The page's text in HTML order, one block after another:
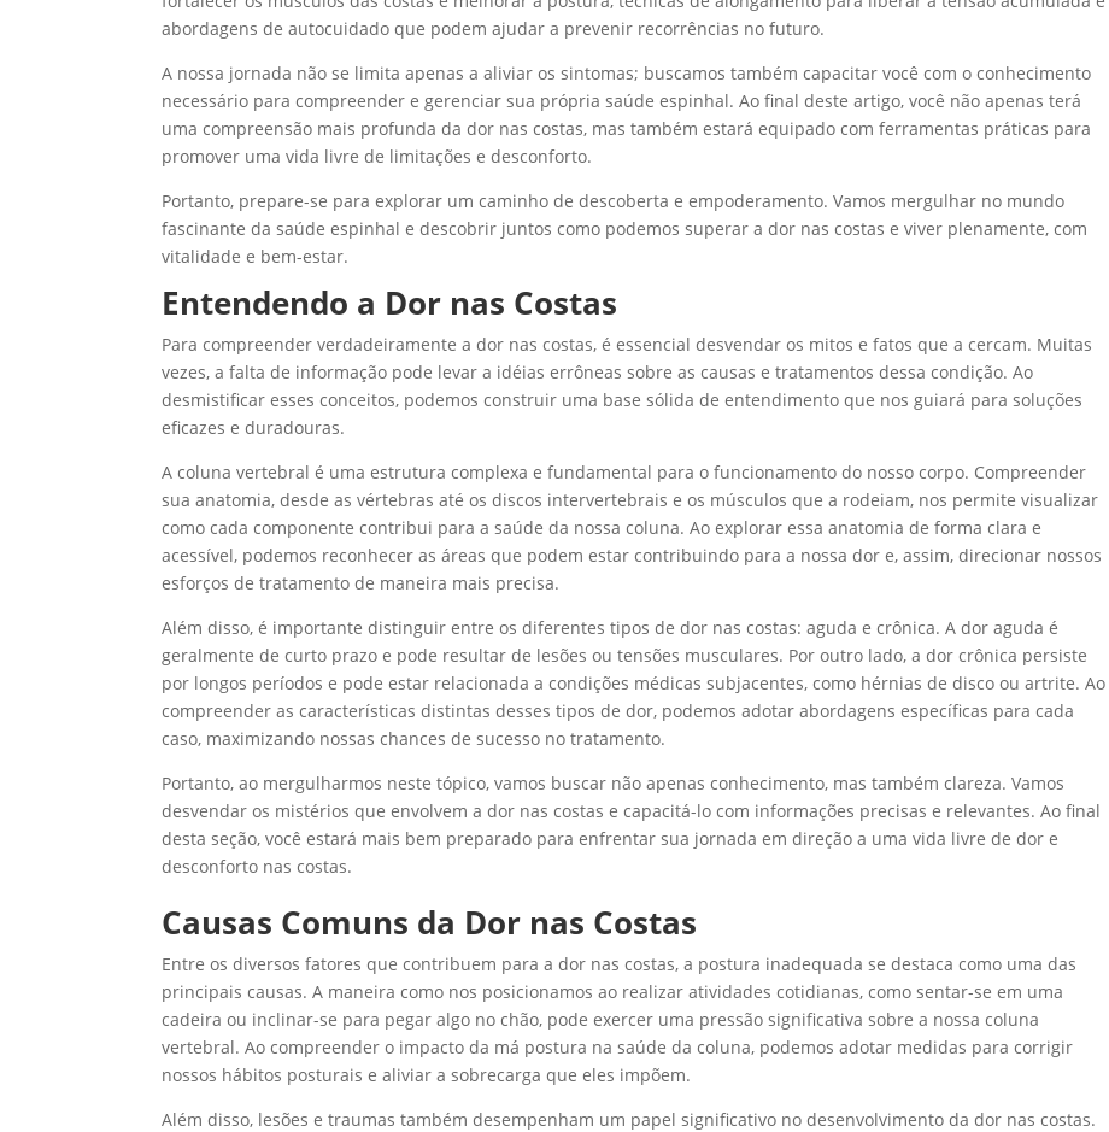
abordagens de autocuidado que podem ajudar a prevenir recorrências no futuro.
A nossa jornada não se limita apenas a aliviar os sintomas; buscamos também capacitar você com o conhecimento
necessário para compreender e gerenciar sua própria saúde espinhal. Ao final deste artigo, você não apenas terá
uma compreensão mais profunda da dor nas costas, mas também estará equipado com ferramentas práticas para
promover uma vida livre de limitações e desconforto.
Portanto, prepare-se para explorar um caminho de descoberta e empoderamento. Vamos mergulhar no mundo
fascinante da saúde espinhal e descobrir juntos como podemos superar a dor nas costas e viver plenamente, com
vitalidade e bem-estar.
Entendendo a Dor nas Costas
Para compreender verdadeiramente a dor nas costas, é essencial desvendar os mitos e fatos que a cercam. Muitas
vezes, a falta de informação pode levar a idéias errôneas sobre as causas e tratamentos dessa condição. Ao
desmistificar esses conceitos, podemos construir uma base sólida de entendimento que nos guiará para soluções
eficazes e duradouras.
A coluna vertebral é uma estrutura complexa e fundamental para o funcionamento do nosso corpo. Compreender
sua anatomia, desde as vértebras até os discos intervertebrais e os músculos que a rodeiam, nos permite visualizar
como cada componente contribui para a saúde da nossa coluna. Ao explorar essa anatomia de forma clara e
acessível, podemos reconhecer as áreas que podem estar contribuindo para a nossa dor e, assim, direcionar nossos
esforços de tratamento de maneira mais precisa.
Além disso, é importante distinguir entre os diferentes tipos de dor nas costas: aguda e crônica. A dor aguda é
geralmente de curto prazo e pode resultar de lesões ou tensões musculares. Por outro lado, a dor crônica persiste
por longos períodos e pode estar relacionada a condições médicas subjacentes, como hérnias de disco ou artrite. Ao
compreender as características distintas desses tipos de dor, podemos adotar abordagens específicas para cada
caso, maximizando nossas chances de sucesso no tratamento.
Portanto, ao mergulharmos neste tópico, vamos buscar não apenas conhecimento, mas também clareza. Vamos
desvendar os mistérios que envolvem a dor nas costas e capacitá-lo com informações precisas e relevantes. Ao final
desta seção, você estará mais bem preparado para enfrentar sua jornada em direção a uma vida livre de dor e
desconforto nas costas.
Causas Comuns da Dor nas Costas
Entre os diversos fatores que contribuem para a dor nas costas, a postura inadequada se destaca como uma das
principais causas. A maneira como nos posicionamos ao realizar atividades cotidianas, como sentar-se em uma
cadeira ou inclinar-se para pegar algo no chão, pode exercer uma pressão significativa sobre a nossa coluna
vertebral. Ao compreender o impacto da má postura na saúde da coluna, podemos adotar medidas para corrigir
nossos hábitos posturais e aliviar a sobrecarga que eles impõem.
Além disso, lesões e traumas também desempenham um papel significativo no desenvolvimento da dor nas costas.